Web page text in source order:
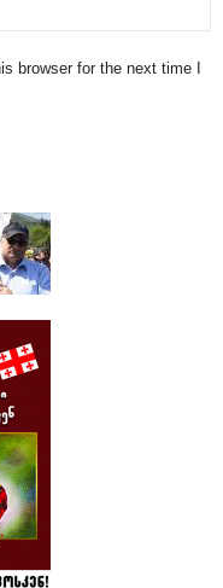
browser for the next time I